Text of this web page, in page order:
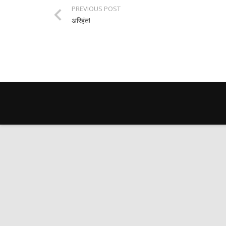
PREVIOUS POST
अरिहंत!